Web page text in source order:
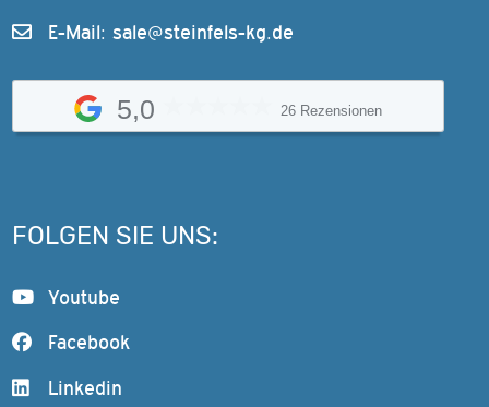
E-Mail: sale@steinfels-kg.de
5,0 26 Rezensionen
FOLGEN SIE UNS:
Youtube
Facebook
Linkedin